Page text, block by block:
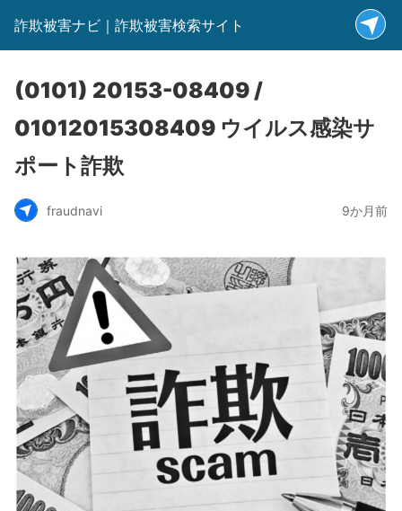
詐欺被害ナビ｜詐欺被害検索サイト
(0101) 20153-08409 /
01012015308409 ウイルス感染サ
ポート詐欺
fraudnavi 9か月前